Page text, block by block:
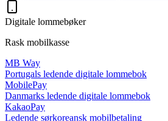
Digitale lommebøker
Rask mobilkasse
MB Way
Portugals ledende digitale lommebok
MobilePay
Danmarks ledende digitale lommebok
KakaoPay
Ledende sørkoreansk mobilbetaling